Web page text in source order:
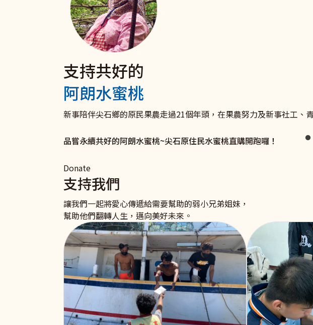
支持共好的
阿朗水蜜桃
新事陪伴尖石鄉的原民果農走過21個年頭，在果農努力及新事社工、
品嘗永續共好的阿朗水蜜桃~尖石原住民水蜜桃直購開跑囉！
電子發票 捐款愛心碼102
我們有愛心碼囉
愛心一領二 愛心不落後 聚沙可成塔
我要捐款
聘僱移工家庭
與移工共好服務
打造雇主放心移工安心的新勞雇關係！ 聯絡新事社會服務中心，了
了解更多
捐款支持《扶原民‧救弱勢》
衛部救字第1141363166號
助原住民弱勢及受災家庭和青少年培力學習，迎向未來，翻轉命運。
立即行動
Donate
支持我們
讓我們一起將愛心傳遞給需要幫助的弱小兄弟姐妹，
幫助他們翻轉人生，邁向美好未來。